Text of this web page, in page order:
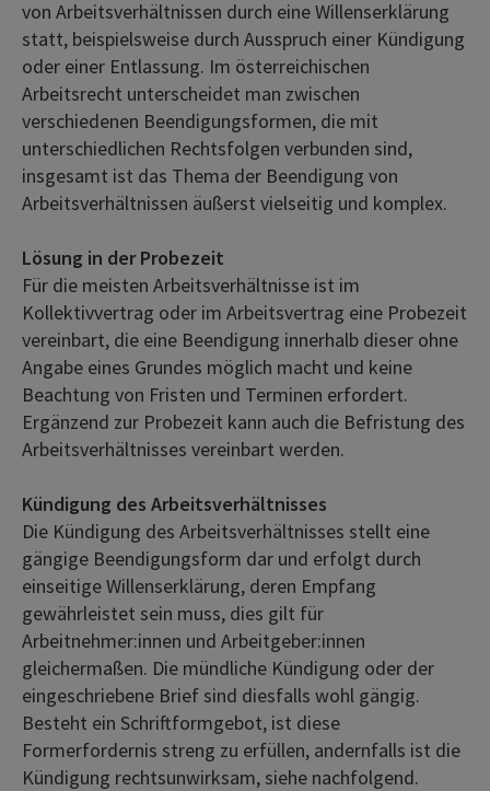
von Arbeitsverhältnissen durch eine Willenserklärung
statt, beispielsweise durch Ausspruch einer Kündigung
oder einer Entlassung. Im österreichischen
Arbeitsrecht unterscheidet man zwischen
verschiedenen Beendigungsformen, die mit
unterschiedlichen Rechtsfolgen verbunden sind,
insgesamt ist das Thema der Beendigung von
Arbeitsverhältnissen äußerst vielseitig und komplex.
Lösung in der Probezeit
Für die meisten Arbeitsverhältnisse ist im
Kollektivvertrag oder im Arbeitsvertrag eine Probezeit
vereinbart, die eine Beendigung innerhalb dieser ohne
Angabe eines Grundes möglich macht und keine
Beachtung von Fristen und Terminen erfordert.
Ergänzend zur Probezeit kann auch die Befristung des
Arbeitsverhältnisses vereinbart werden.
Kündigung des Arbeitsverhältnisses
Die Kündigung des Arbeitsverhältnisses stellt eine
gängige Beendigungsform dar und erfolgt durch
einseitige Willenserklärung, deren Empfang
gewährleistet sein muss, dies gilt für
Arbeitnehmer:innen und Arbeitgeber:innen
gleichermaßen. Die mündliche Kündigung oder der
eingeschriebene Brief sind diesfalls wohl gängig.
Besteht ein Schriftformgebot, ist diese
Formerfordernis streng zu erfüllen, andernfalls ist die
Kündigung rechtsunwirksam, siehe nachfolgend.